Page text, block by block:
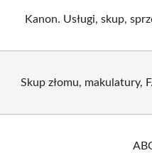
Kanon. Usługi, skup,
Skup złomu, makulatury,